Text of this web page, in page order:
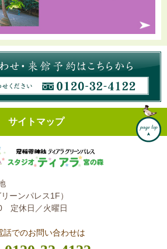
サイトマップ
ーンパレス1F）
定休日／火曜日
話でのお問い合わせは